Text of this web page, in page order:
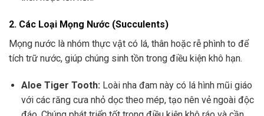
2. Các Loại Mọng Nước (Succulents)
Mọng nước là nhóm thực vật có lá, thân hoặc rễ phình to để
tích trữ nước, giúp chúng sinh tồn trong điều kiện khô hạn.
Aloe Tiger Tooth: Loài nha đam này có lá hình mũi giáo
với các răng cưa nhỏ dọc theo mép, tạo nên vẻ ngoài độc